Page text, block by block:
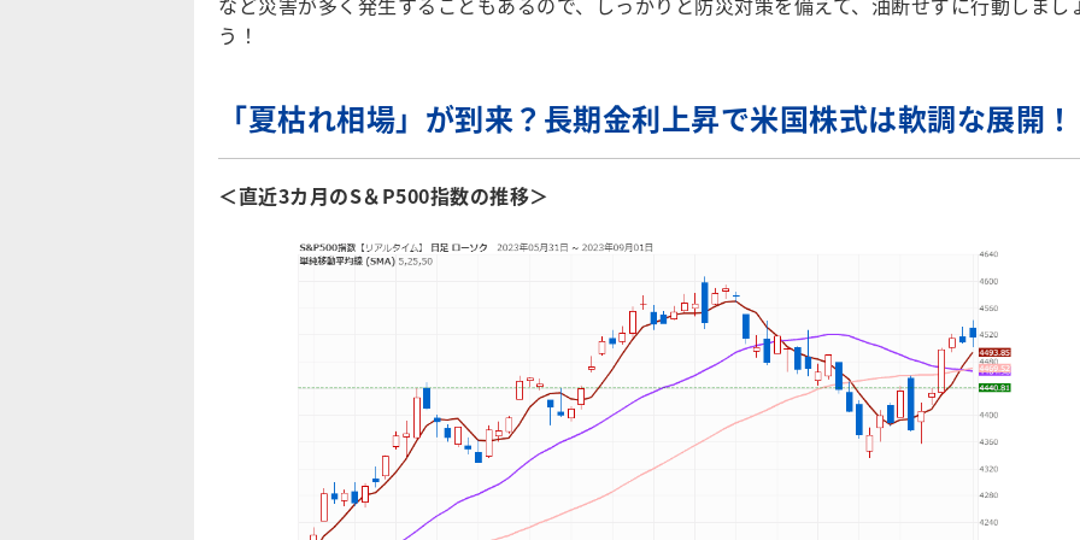
う！
「夏枯れ相場」が到来？長期金利上昇で米国株式は軟調な展開！
＜直近3カ月のS＆P500指数の推移＞